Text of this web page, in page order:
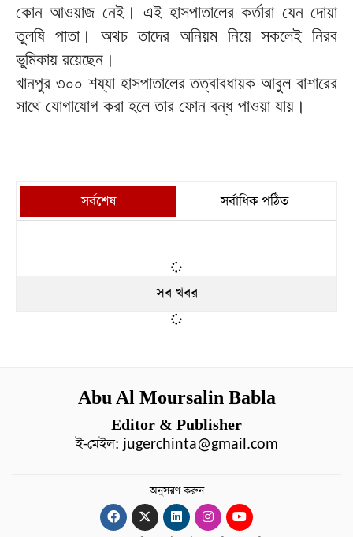
কোন আওয়াজ নেই। এই হাসপাতালের কর্তারা যেন দোয়া
তুলষি পাতা। অথচ তাদের অনিয়ম নিয়ে সকলেই নিরব
ভুমিকায় রয়েছেন।
খানপুর ৩০০ শয্যা হাসপাতালের তত্বাবধায়ক আবুল বাশারের
সাথে যোগাযোগ করা হলে তার ফোন বন্ধ পাওয়া যায়।
সর্বশেষ সর্বাধিক পঠিত
সব খবর
Abu Al Moursalin Babla
Editor & Publisher
ই-মেইল: jugerchinta@gmail.com
অনুসরণ করুন